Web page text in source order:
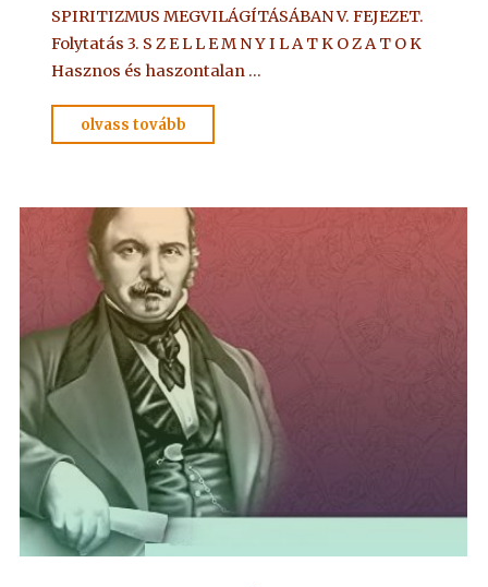
SPIRITIZMUS MEGVILÁGÍTÁSÁBAN V. FEJEZET.
Folytatás 3. S Z E L L E M N Y I L A T K O Z A T O K
Hasznos és haszontalan …
olvass tovább
EGYÜTT
19"